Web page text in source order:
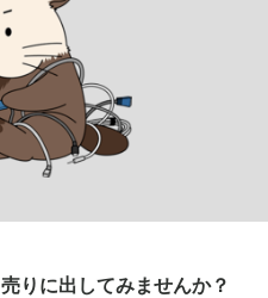
売りに出してみませんか？